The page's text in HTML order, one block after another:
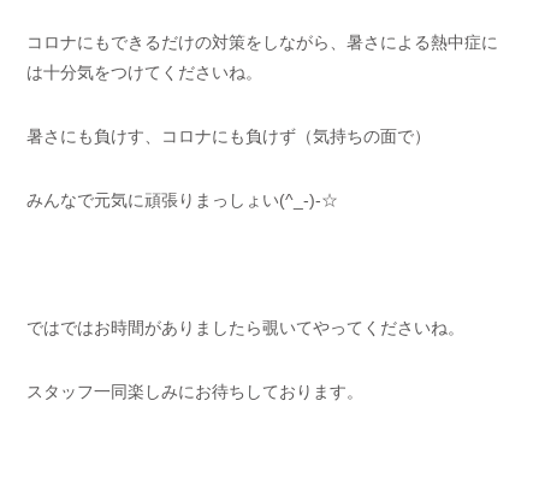
コロナにもできるだけの対策をしながら、暑さによる熱中症に
は十分気をつけてくださいね。
暑さにも負けす、コロナにも負けず（気持ちの面で）
みんなで元気に頑張りまっしょい(^_-)-☆
ではではお時間がありましたら覗いてやってくださいね。
スタッフ一同楽しみにお待ちしております。